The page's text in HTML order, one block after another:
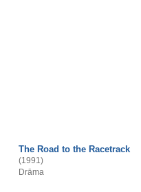
The Road to the Racetrack
(1991)
Drāma